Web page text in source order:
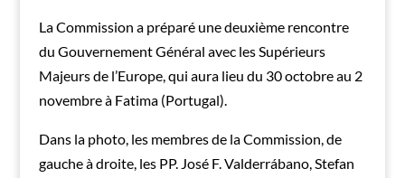
La Commission a préparé une deuxième rencontre
du Gouvernement Général avec les Supérieurs
Majeurs de l’Europe, qui aura lieu du 30 octobre au 2
novembre à Fatima (Portugal).
Dans la photo, les membres de la Commission, de
gauche à droite, les PP. José F. Valderrábano, Stefan